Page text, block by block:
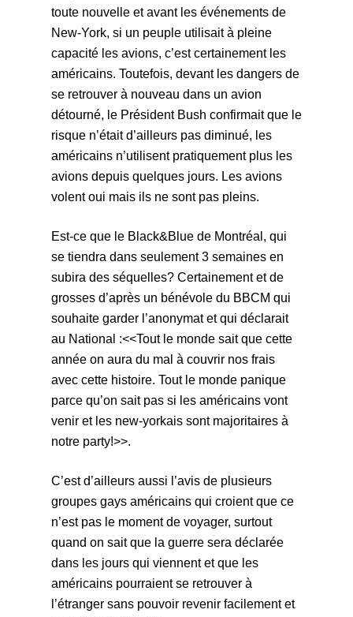
toute nouvelle et avant les événements de
New-York, si un peuple utilisait à pleine
capacité les avions, c’est certainement les
américains. Toutefois, devant les dangers de
se retrouver à nouveau dans un avion
détourné, le Président Bush confirmait que le
risque n’était d’ailleurs pas diminué, les
américains n’utilisent pratiquement plus les
avions depuis quelques jours. Les avions
volent oui mais ils ne sont pas pleins.
Est-ce que le Black&Blue de Montréal, qui
se tiendra dans seulement 3 semaines en
subira des séquelles? Certainement et de
grosses d’après un bénévole du BBCM qui
souhaite garder l’anonymat et qui déclarait
au National :<<Tout le monde sait que cette
année on aura du mal à couvrir nos frais
avec cette histoire. Tout le monde panique
parce qu’on sait pas si les américains vont
venir et les new-yorkais sont majoritaires à
notre party!>>.
C’est d’ailleurs aussi l’avis de plusieurs
groupes gays américains qui croient que ce
n’est pas le moment de voyager, surtout
quand on sait que la guerre sera déclarée
dans les jours qui viennent et que les
américains pourraient se retrouver à
l’étranger sans pouvoir revenir facilement et